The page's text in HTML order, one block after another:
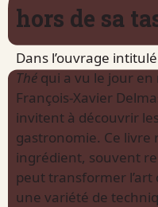
hors de sa
Dans l’ouvrage intitulé
Thé qui a vu le jour
François-Xavier
invitent à découvrir
gastronomie. Ce livre
ingrédient, souvent
peut transformer l’art
une variété de